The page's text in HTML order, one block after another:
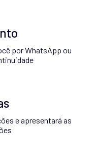
por WhatsApp ou
e apresentará as